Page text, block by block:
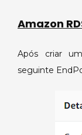
Amazon
Após criar
seguinte